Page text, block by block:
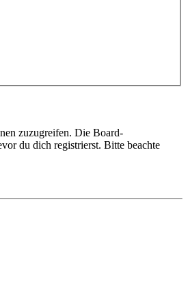
zuzugreifen. Die Board-
du dich registrierst. Bitte beachte